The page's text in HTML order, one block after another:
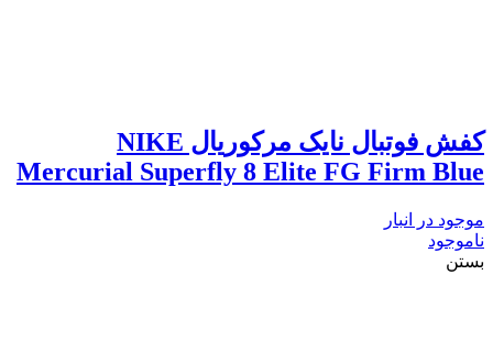
کفش فوتبال نایک مرکوریال NIKE
Mercurial Superfly 8 Elite FG Firm Blue
موجود در انبار
ناموجود
بستن